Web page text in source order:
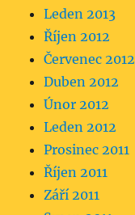
Leden 2013
Říjen 2012
Červenec 2012
Duben 2012
Únor 2012
Leden 2012
Prosinec 2011
Říjen 2011
Září 2011